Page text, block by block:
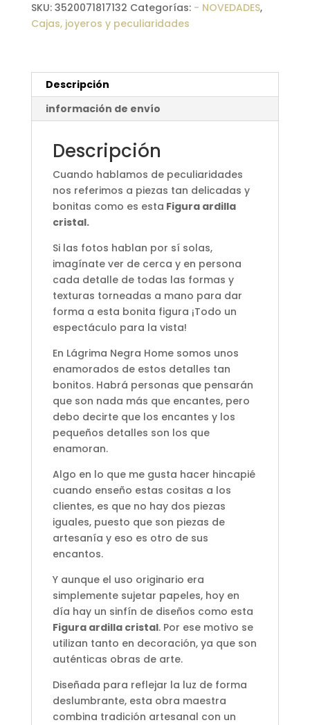
SKU: 3520071817132 Categorías: - NOVEDADES,
Cajas, joyeros y peculiaridades
Descripción
información de envío
Descripción
Cuando hablamos de peculiaridades
nos referimos a piezas tan delicadas y
bonitas como es esta Figura ardilla
cristal.
Si las fotos hablan por sí solas,
imagínate ver de cerca y en persona
cada detalle de todas las formas y
texturas torneadas a mano para dar
forma a esta bonita figura ¡Todo un
espectáculo para la vista!
En Lágrima Negra Home somos unos
enamorados de estos detalles tan
bonitos. Habrá personas que pensarán
que son nada más que encantes, pero
debo decirte que los encantes y los
pequeños detalles son los que
enamoran.
Algo en lo que me gusta hacer hincapié
cuando enseño estas cositas a los
clientes, es que no hay dos piezas
iguales, puesto que son piezas de
artesanía y eso es otro de sus
encantos.
Y aunque el uso originario era
simplemente sujetar papeles, hoy en
día hay un sinfín de diseños como esta
Figura ardilla cristal. Por ese motivo se
utilizan tanto en decoración, ya que son
auténticas obras de arte.
Diseñada para reflejar la luz de forma
deslumbrante, esta obra maestra
combina tradición artesanal con un